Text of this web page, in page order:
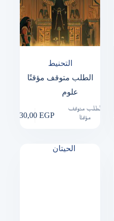
التحنيط
الطلب متوقف مؤقتًا
علوم
130,00EGP
الطلب متوقف
مؤقتًا